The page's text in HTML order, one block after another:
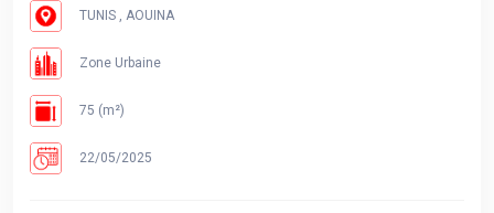
TUNIS , AOUINA
Zone Urbaine
75 (m²)
22/05/2025